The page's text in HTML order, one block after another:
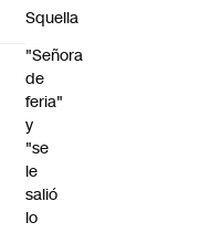
Squella
"Señora
de
feria"
y
"se
le
salió
lo